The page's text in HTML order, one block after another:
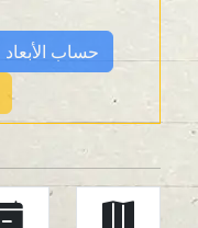
حساب الأبعاد